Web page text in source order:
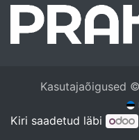
Kasutajaõigused
Kiri saadetud läbi